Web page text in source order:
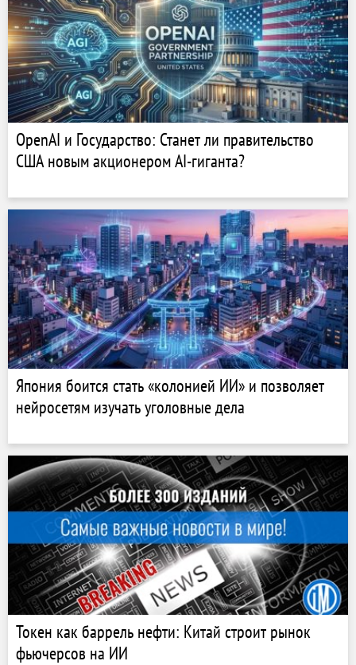
OpenAI и Государство: Станет ли правительство
США новым акционером AI-гиганта?
Япония боится стать «колонией ИИ» и позволяет
нейросетям изучать уголовные дела
Токен как баррель нефти: Китай строит рынок
фьючерсов на ИИ